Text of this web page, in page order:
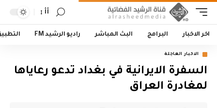
أأ
اخر الاخبار البرامج البث المباشر راديو الرشيد FM
الاخبار العاجلة
السفرة الايرانية في بغداد تدعو رعاياها
لمغادرة العراق